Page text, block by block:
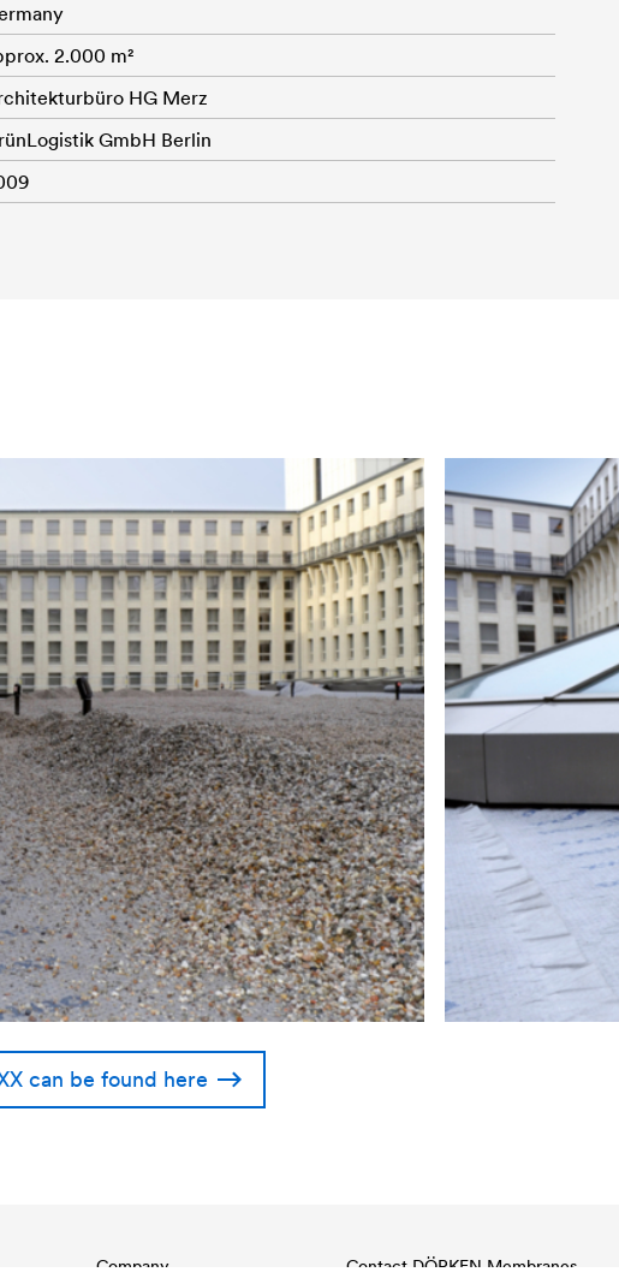
2.000 m²
HG Merz
GmbH Berlin
can be found here
Company Contact DÖRKEN Membranes